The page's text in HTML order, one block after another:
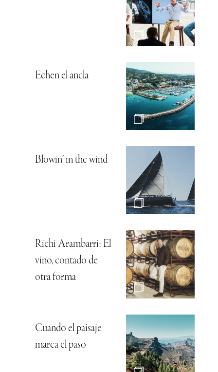
Echen el ancla
Blowin’ in the wind
Richi Arambarri: El
vino, contado de
otra forma
Cuando el paisaje
marca el paso